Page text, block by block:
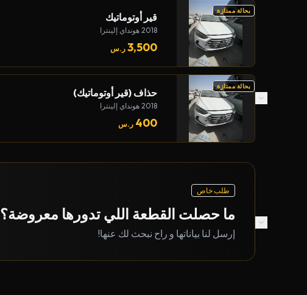
بحالة ممتازة
قير أوتوماتيك
2018 هونداي إلينترا
3,500 ر.س
بحالة ممتازة
حذاف (قير أوتوماتيك)
2018 هونداي إلينترا
400 ر.س
طلب خاص
ما حصلت القطعة اللي تدورها معروضة؟
إرسل لنا بياناتها و راح نبحث لك عنها!